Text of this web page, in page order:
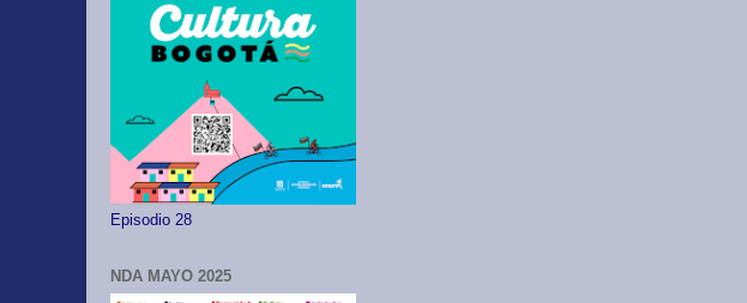
Episodio 28
NDA MAYO 2025